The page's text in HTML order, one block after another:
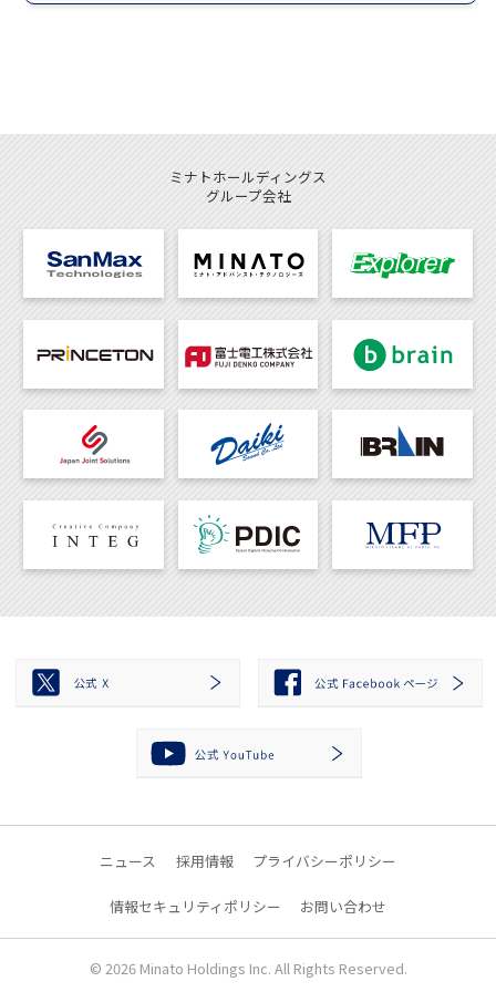
ミナトホールディングス
グループ会社
ニュース 採用情報 プライバシーポリシー
情報セキュリティポリシー お問い合わせ
© 2026 Minato Holdings Inc. All Rights Reserved.